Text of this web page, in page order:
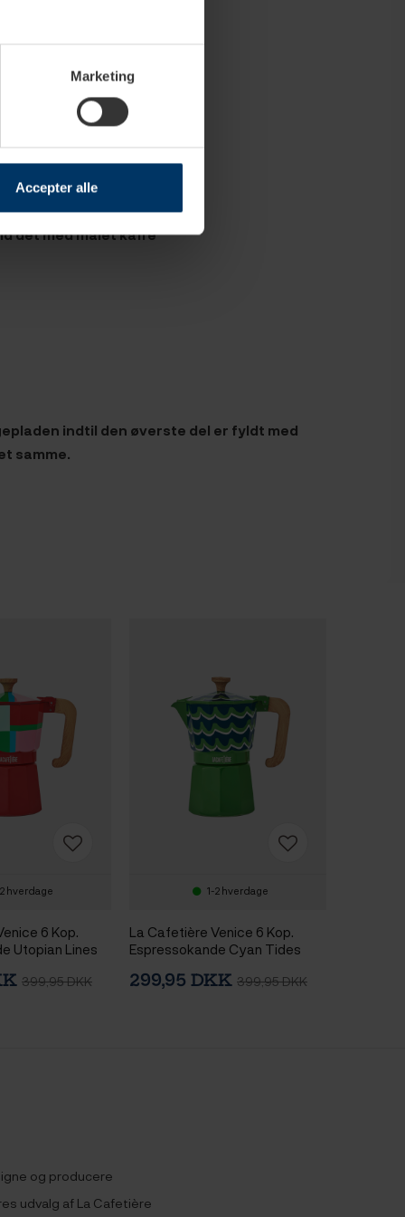
Marketing
Accepter alle
det med malet kaffe
indtil den øverste del er fyldt med
samme.
hverdage
6 Kop.
Utopian Lines
399,95 DKK
1-2 hverdage
La Cafetière Venice 6 Kop.
Espressokande Cyan Tides
299,95 DKK 399,95 DKK
og producere
udvalg af La Cafetière